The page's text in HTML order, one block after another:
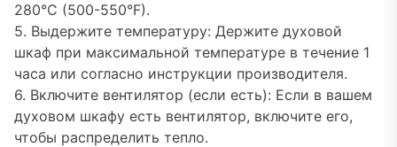
280°C (500-550°F).
5. Выдержите температуру: Держите духовой
шкаф при максимальной температуре в течение 1
часа или согласно инструкции производителя.
6. Включите вентилятор (если есть): Если в вашем
духовом шкафу есть вентилятор, включите его,
чтобы распределить тепло.